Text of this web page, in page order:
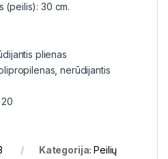
(peilis): 30 cm.
plienas
nerūdijantis
Kategorija:Peilių